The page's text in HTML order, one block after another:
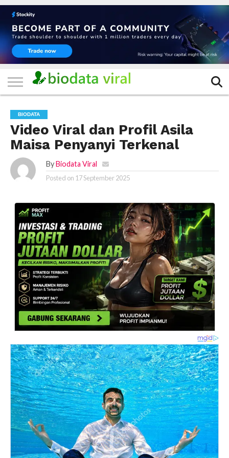
HOME
FILTER
KATEGORI
IKLAN
GRATIS
TERVIRAL
TRADING
KOMUNITAS
BERITA
BISNIS
LAINNYA
BIODATA
Video Viral dan Profil Asila
Maisa Penyanyi Terkenal
By Biodata Viral
Posted on 17 September 2025